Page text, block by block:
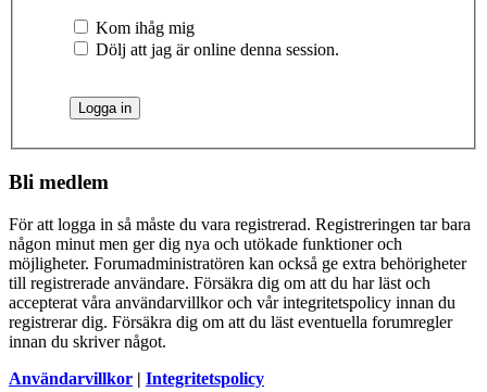
Kom ihåg mig
Dölj att jag är online denna session.
Bli medlem
För att logga in så måste du vara registrerad. Registreringen tar bara
någon minut men ger dig nya och utökade funktioner och
möjligheter. Forumadministratören kan också ge extra behörigheter
till registrerade användare. Försäkra dig om att du har läst och
accepterat våra användarvillkor och vår integritetspolicy innan du
registrerar dig. Försäkra dig om att du läst eventuella forumregler
innan du skriver något.
Användarvillkor | Integritetspolicy